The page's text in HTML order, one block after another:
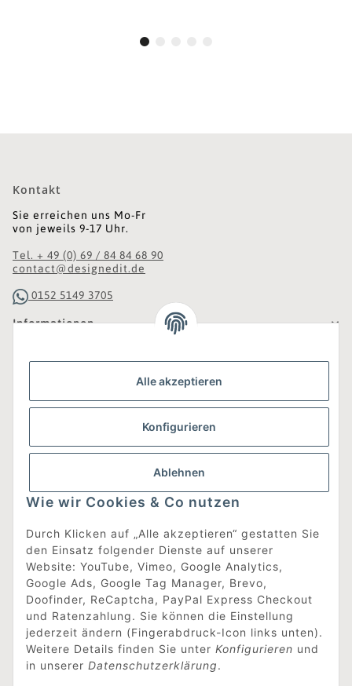
Alle akzeptieren
Konfigurieren
Ablehnen
Wie wir Cookies & Co nutzen
Durch Klicken auf „Alle akzeptieren“ gestatten Sie
den Einsatz folgender Dienste auf unserer
Website: YouTube, Vimeo, Google Analytics,
Google Ads, Google Tag Manager, Brevo,
Doofinder, ReCaptcha, PayPal Express Checkout
und Ratenzahlung. Sie können die Einstellung
jederzeit ändern (Fingerabdruck-Icon links unten).
Weitere Details finden Sie unter Konfigurieren und
in unserer Datenschutzerklärung.
Kontakt
Sie erreichen uns Mo-Fr
von jeweils 9-17 Uhr.
Tel. + 49 (0) 69 / 84 84 68 90
contact@designedit.de
0152 5149 3705
Informationen
Gesetzliche Informationen
Was ist DesignEdit_?
Eine Online-Boutique für individuelles Design.
Ausgewählte Designer-Möbel und Accessoires, neue und
gebrauchte Designklassiker, die Entdeckung
unbekannter Manufakturen und Interior-Schätze aus
aller Welt sowie ein Blogazine mit jeder Menge
Inspiration.
Für alle, die nach dem Besonderen suchen!
[mehr erfahren]
Vertrag widerrufen